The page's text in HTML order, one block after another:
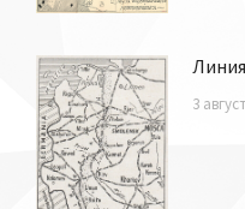
3